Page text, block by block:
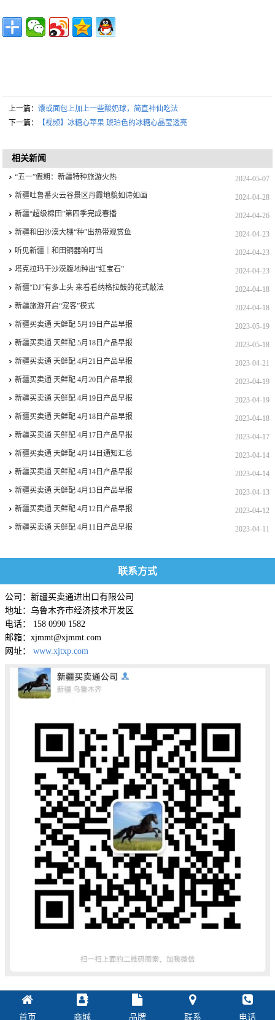
上一篇：馕或面包上加上一些酸奶球，简直神仙吃法
下一篇：
【视频】冰糖心苹果 琥珀色的冰糖心晶莹透亮
相关新闻
2024-05-07
“五一”假期：新疆特种旅游火热
2024-04-28
新疆吐鲁番火云谷景区丹霞地貌如诗如画
2024-04-26
新疆“超级棉田”第四季完成春播
2024-04-23
新疆和田沙漠大棚“种”出热带观赏鱼
2024-04-23
听见新疆｜和田铜器响叮当
2024-04-23
塔克拉玛干沙漠腹地种出“红宝石”
2024-04-18
新疆“DJ”有多上头 来看看纳格拉鼓的花式敲法
2024-04-18
新疆旅游开启“宠客”模式
2023-05-19
新疆买卖通 天鲜配 5月19日产品早报
2023-05-18
新疆买卖通 天鲜配 5月18日产品早报
2023-04-21
新疆买卖通 天鲜配 4月21日产品早报
2023-04-19
新疆买卖通 天鲜配 4月20日产品早报
2023-04-19
新疆买卖通 天鲜配 4月19日产品早报
2023-04-18
新疆买卖通 天鲜配 4月18日产品早报
2023-04-17
新疆买卖通 天鲜配 4月17日产品早报
2023-04-14
新疆买卖通 天鲜配 4月14日通知汇总
2023-04-14
新疆买卖通 天鲜配 4月14日产品早报
2023-04-13
新疆买卖通 天鲜配 4月13日产品早报
2023-04-12
新疆买卖通 天鲜配 4月12日产品早报
2023-04-11
新疆买卖通 天鲜配 4月11日产品早报
联系方式
公司：新疆买卖通进出口有限公司
地址：乌鲁木齐市经济技术开发区
电话： 158 0990 1582
邮箱：xjmmt@xjmmt.com
网址： www.xjtxp.com
首页 商城 品牌 联系 电话